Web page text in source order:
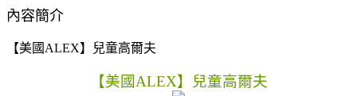
內容簡介
【美國ALEX】兒童高爾夫
【美國ALEX】兒童高爾夫